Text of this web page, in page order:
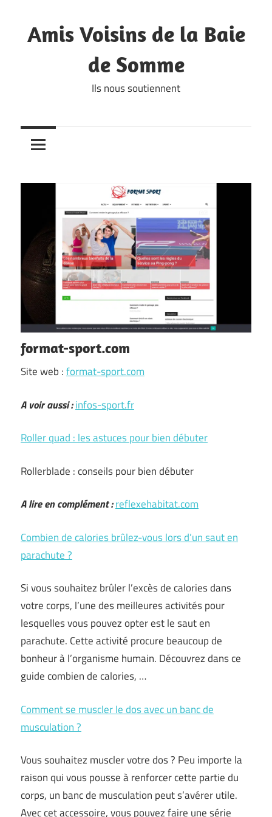
content
Amis Voisins de la Baie
de Somme
Ils nous soutiennent
format-sport.com
Site web :format-sport.com
A voir aussi :infos-sport.fr
Roller quad : les astuces pour bien débuter
Rollerblade : conseils pour bien débuter
A lire en complément :reflexehabitat.com
Combien de calories brûlez-vous lors d’un saut en
parachute ?
Si vous souhaitez brûler l’excès de calories dans
votre corps, l’une des meilleures activités pour
lesquelles vous pouvez opter est le saut en
parachute. Cette activité procure beaucoup de
bonheur à l’organisme humain. Découvrez dans ce
guide combien de calories, …
Comment se muscler le dos avec un banc de
musculation ?
Vous souhaitez muscler votre dos ? Peu importe la
raison qui vous pousse à renforcer cette partie du
corps, un banc de musculation peut s’avérer utile.
Avec cet accessoire, vous pouvez faire une série